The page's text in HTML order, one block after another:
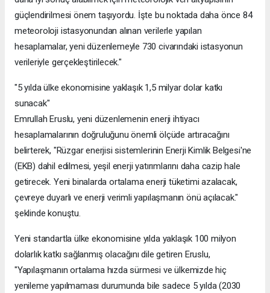
güçlendirilmesi önem taşıyordu. İşte bu noktada daha önce 84
meteoroloji istasyonundan alınan verilerle yapılan
hesaplamalar, yeni düzenlemeyle 730 civarındaki istasyonun
verileriyle gerçekleştirilecek."
"5 yılda ülke ekonomisine yaklaşık 1,5 milyar dolar katkı
sunacak"
Emrullah Eruslu, yeni düzenlemenin enerji ihtiyacı
hesaplamalarının doğruluğunu önemli ölçüde artıracağını
belirterek, "Rüzgar enerjisi sistemlerinin Enerji Kimlik Belgesi'ne
(EKB) dahil edilmesi, yeşil enerji yatırımlarını daha cazip hale
getirecek. Yeni binalarda ortalama enerji tüketimi azalacak,
çevreye duyarlı ve enerji verimli yapılaşmanın önü açılacak."
şeklinde konuştu.
Yeni standartla ülke ekonomisine yılda yaklaşık 100 milyon
dolarlık katkı sağlanmış olacağını dile getiren Eruslu,
"Yapılaşmanın ortalama hızda sürmesi ve ülkemizde hiç
yenileme yapılmaması durumunda bile sadece 5 yılda (2030